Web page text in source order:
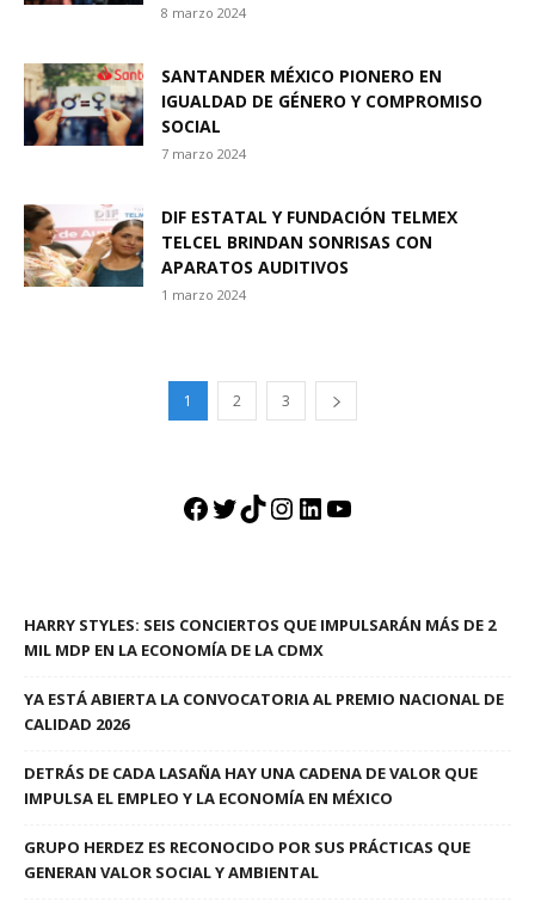
8 marzo 2024
SANTANDER MÉXICO PIONERO EN
IGUALDAD DE GÉNERO Y COMPROMISO
SOCIAL
7 marzo 2024
DIF ESTATAL Y FUNDACIÓN TELMEX
TELCEL BRINDAN SONRISAS CON
APARATOS AUDITIVOS
1 marzo 2024
1 2 3
Facebook
Twitter
TikTok
Instagram
LinkedIn
YouTube
HARRY STYLES: SEIS CONCIERTOS QUE IMPULSARÁN MÁS DE 2
MIL MDP EN LA ECONOMÍA DE LA CDMX
YA ESTÁ ABIERTA LA CONVOCATORIA AL PREMIO NACIONAL DE
CALIDAD 2026
DETRÁS DE CADA LASAÑA HAY UNA CADENA DE VALOR QUE
IMPULSA EL EMPLEO Y LA ECONOMÍA EN MÉXICO
GRUPO HERDEZ ES RECONOCIDO POR SUS PRÁCTICAS QUE
GENERAN VALOR SOCIAL Y AMBIENTAL